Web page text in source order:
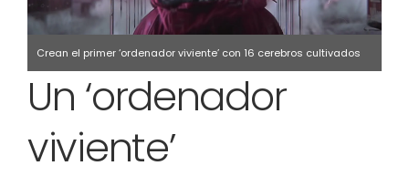
Crean el primer ‘ordenador viviente’ con 16 cerebros cultivados
en laboratorio Midjourney/Sarah Romero
Un ‘ordenador
viviente’